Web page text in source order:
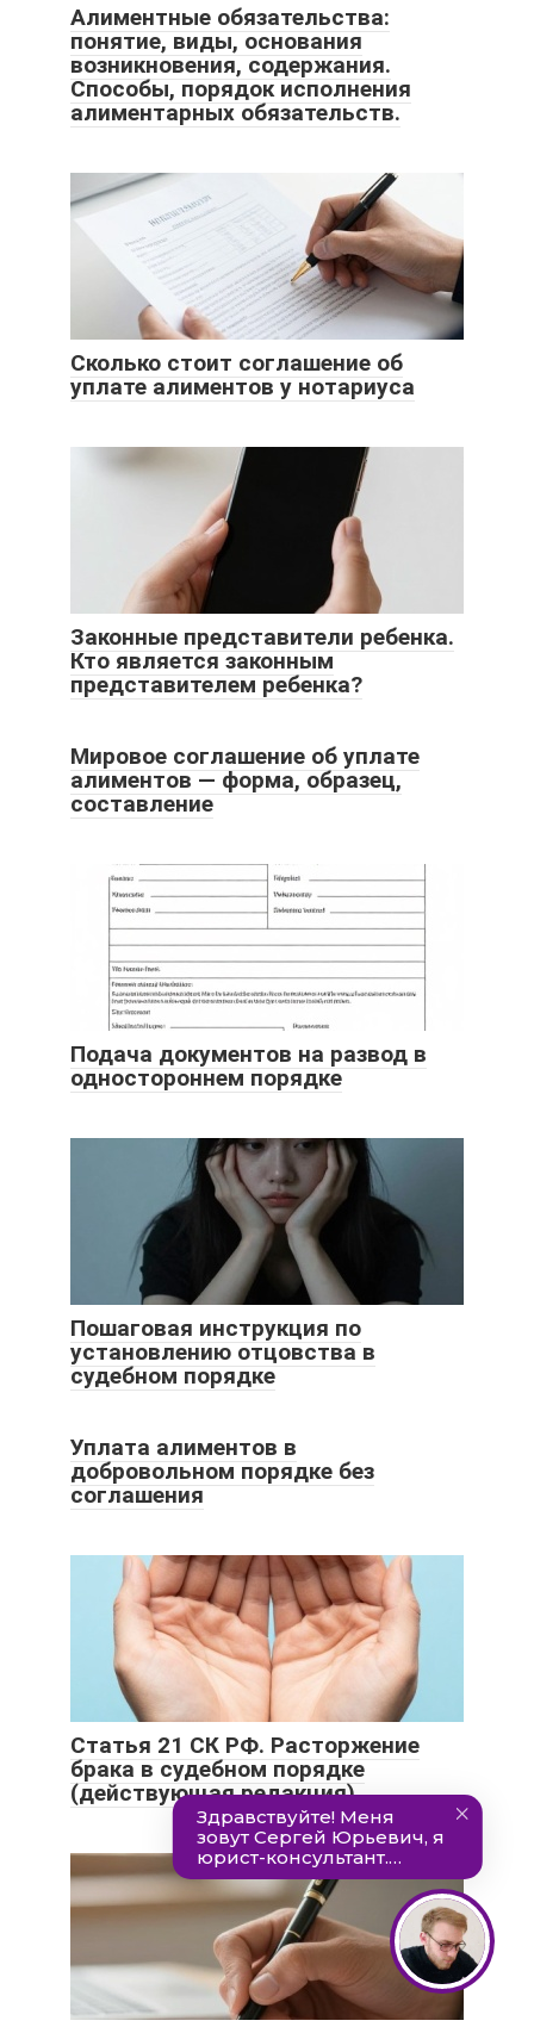
Алиментные обязательства:
понятие, виды, основания
возникновения, содержания.
Способы, порядок исполнения
алиментарных обязательств.
Сколько стоит соглашение об
уплате алиментов у нотариуса
Законные представители ребенка.
Кто является законным
представителем ребенка?
Мировое соглашение об уплате
алиментов — форма, образец,
составление
Подача документов на развод в
одностороннем порядке
Пошаговая инструкция по
установлению отцовства в
судебном порядке
Уплата алиментов в
добровольном порядке без
соглашения
Статья 21 СК РФ. Расторжение
брака в судебном порядке
(действующая редакция)